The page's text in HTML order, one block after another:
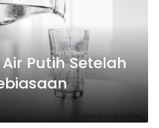
Putih Setelah